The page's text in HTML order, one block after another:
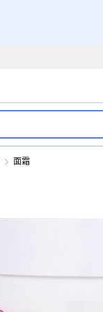
面霜